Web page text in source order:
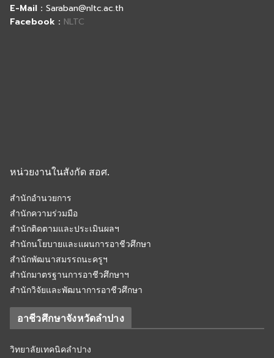
E-Mail : Saraban@nltc.ac.th
Facebook : NLTC
หน่วยงานในสังกัด สอศ.
สำนักอำนวยการ
สำนักความร่วมมือ
สำนักติดตามและประเมินผลฯ
สำนักนโยบายและแผนการอาชีวศึกษา
สำนักพัฒนาสมรรถนะครูฯ
สำนักมาตรฐานการอาชีวศึกษาฯ
สำนักวิจัยและพัฒนาการอาชีวศึกษา
อาชีวศึกษาจังหวัดลำปาง
วิทยาลัยเทคนิคลำปาง